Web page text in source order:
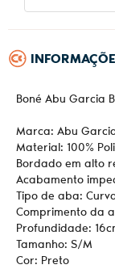
Boné Abu Garcia
Marca: Abu
Material: 100%
Bordado em alto
Acabamento
Tipo de aba:
Comprimento da
Profundidade:
Tamanho: S/M
Cor: Preto